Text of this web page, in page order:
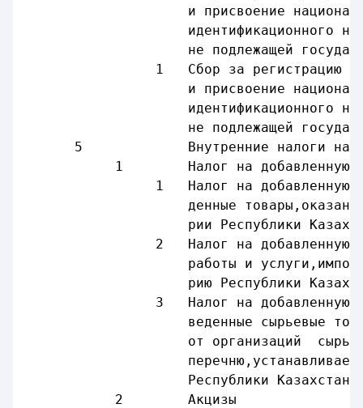
и присвоение
идентификационного номера
не подлежащей государственной
1   Сбор за регистрацию
и присвоение национального
идентификационного номера
не подлежащей
5             Внутренние налоги на
1        Налог на добавленную
1   Налог на добавленную
денные товары,оказанные
рии Республики
2   Налог на добавленную
работы и
рию Республики
3   Налог на добавленную
веденные сырьевые
от организаций  сырьевого
перечню,устанавливаемому
Республики Казахстан
2        Акцизы